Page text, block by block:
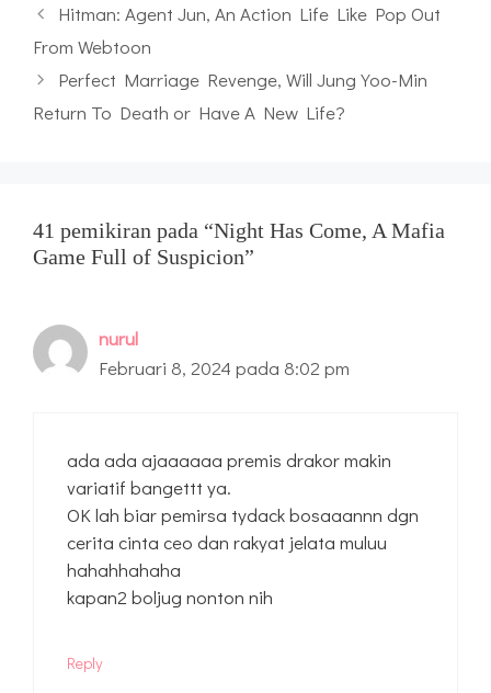
Hitman: Agent Jun, An Action Life Like Pop Out
From Webtoon
Perfect Marriage Revenge, Will Jung Yoo-Min
Return To Death or Have A New Life?
41 pemikiran pada “Night Has Come, A Mafia
Game Full of Suspicion”
nurul
Februari 8, 2024 pada 8:02 pm
ada ada ajaaaaaa premis drakor makin
variatif bangettt ya.
OK lah biar pemirsa tydack bosaaannn dgn
cerita cinta ceo dan rakyat jelata muluu
hahahhahaha
kapan2 boljug nonton nih
Reply